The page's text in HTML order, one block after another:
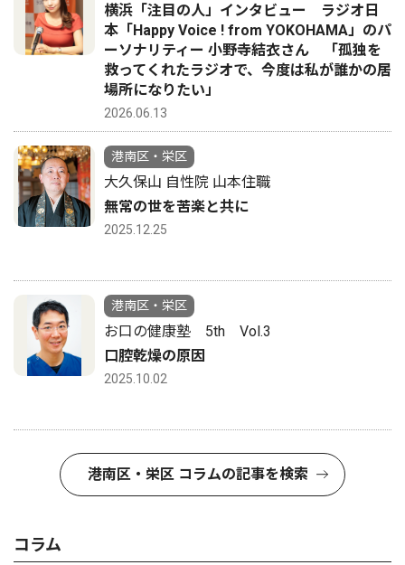
横浜「注目の人」インタビュー ラジオ日
本「Happy Voice ! from YOKOHAMA」のパ
ーソナリティー 小野寺結衣さん 「孤独を
救ってくれたラジオで、今度は私が誰かの居
場所になりたい」
2026.06.13
港南区・栄区
大久保山 自性院 山本住職
無常の世を苦楽と共に
2025.12.25
港南区・栄区
お口の健康塾 5th Vol.3
口腔乾燥の原因
2025.10.02
港南区・栄区 コラムの記事を検索
コラム